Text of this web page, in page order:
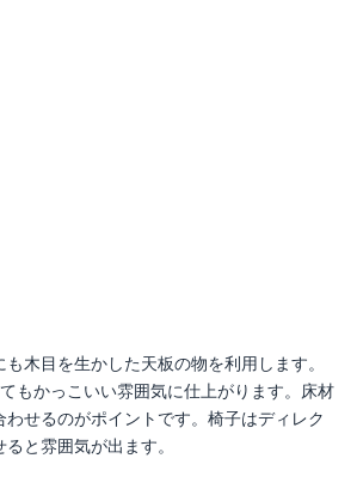
木目を生かした天板の物を利用します。
もかっこいい雰囲気に仕上がります。床材
わせるのがポイントです。椅子はディレク
と雰囲気が出ます。